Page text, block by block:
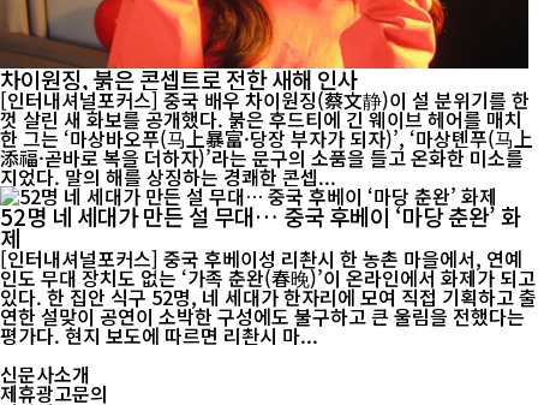
차이원징, 붉은 콘셉트로 전한 새해 인사
[인터내셔널포커스] 중국 배우 차이원징(蔡文静)이 설 분위기를 한
껏 살린 새 화보를 공개했다. 붉은 후드티에 긴 웨이브 헤어를 매치
한 그는 ‘마상바오푸(马上暴富·당장 부자가 되자)’, ‘마상톈푸(马上
添福·곧바로 복을 더하자)’라는 문구의 소품을 들고 온화한 미소를
지었다. 말의 해를 상징하는 경쾌한 콘셉...
52명 네 세대가 만든 설 무대… 중국 후베이 ‘마당 춘완’ 화
제
[인터내셔널포커스] 중국 후베이성 리촨시 한 농촌 마을에서, 연예
인도 무대 장치도 없는 ‘가족 춘완(春晚)’이 온라인에서 화제가 되고
있다. 한 집안 식구 52명, 네 세대가 한자리에 모여 직접 기획하고 출
연한 설맞이 공연이 소박한 구성에도 불구하고 큰 울림을 전했다는
평가다. 현지 보도에 따르면 리촨시 마...
신문사소개
제휴광고문의